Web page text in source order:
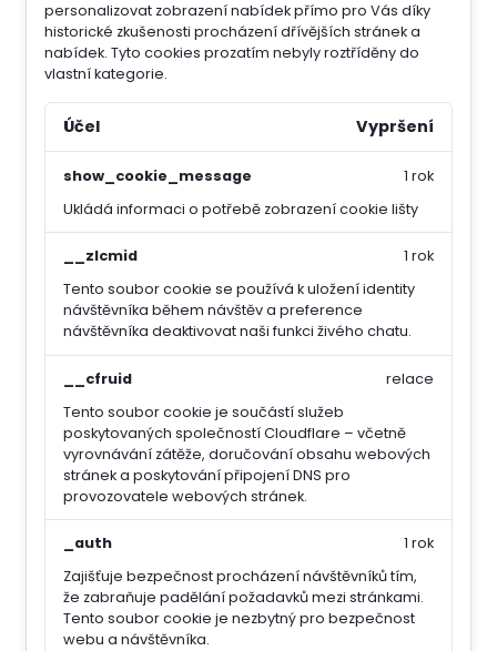
personalizovat zobrazení nabídek přímo pro Vás díky
historické zkušenosti procházení dřívějších stránek a
nabídek. Tyto cookies prozatím nebyly roztříděny do
vlastní kategorie.
Účel Vypršení
show_cookie_message
Ukládá informaci o potřebě zobrazení cookie lišty
1 rok
__zlcmid
Tento soubor cookie se používá k uložení identity
návštěvníka během návštěv a preference
návštěvníka deaktivovat naši funkci živého chatu.
1 rok
__cfruid
Tento soubor cookie je součástí služeb
poskytovaných společností Cloudflare – včetně
vyrovnávání zátěže, doručování obsahu webových
stránek a poskytování připojení DNS pro
provozovatele webových stránek.
relace
_auth
Zajišťuje bezpečnost procházení návštěvníků tím,
že zabraňuje padělání požadavků mezi stránkami.
Tento soubor cookie je nezbytný pro bezpečnost
webu a návštěvníka.
1 rok